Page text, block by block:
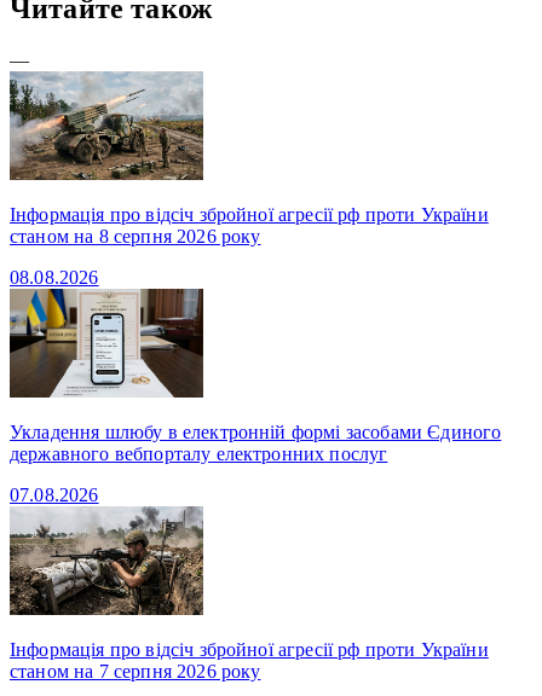
Читайте також
—
Інформація про відсіч збройної агресії рф проти України
станом на 8 серпня 2026 року
08.08.2026
Укладення шлюбу в електронній формі засобами Єдиного
державного вебпорталу електронних послуг
07.08.2026
Інформація про відсіч збройної агресії рф проти України
станом на 7 серпня 2026 року